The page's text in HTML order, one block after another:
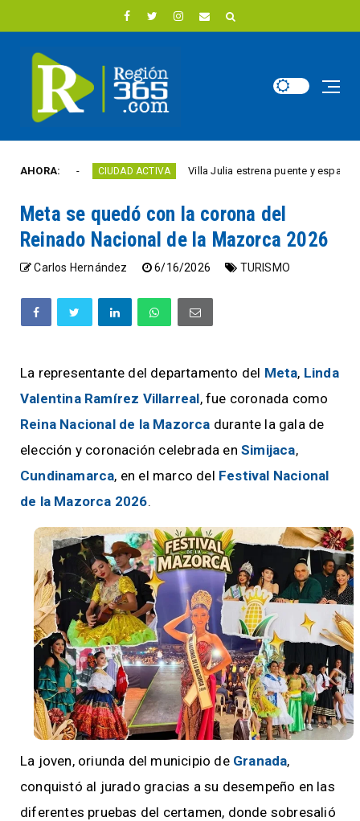
AHORA:CIUDAD ACTIVA Villa Julia estrena puente y espacios
Meta se quedó con la corona del
Reinado Nacional de la Mazorca 2026
Carlos Hernández 6/16/2026 TURISMO
La representante del departamento del Meta, Linda
Valentina Ramírez Villarreal, fue coronada como
Reina Nacional de la Mazorca durante la gala de
elección y coronación celebrada en Simijaca,
Cundinamarca, en el marco del Festival Nacional
de la Mazorca 2026.
La joven, oriunda del municipio de Granada,
conquistó al jurado gracias a su desempeño en las
diferentes pruebas del certamen, donde sobresalió